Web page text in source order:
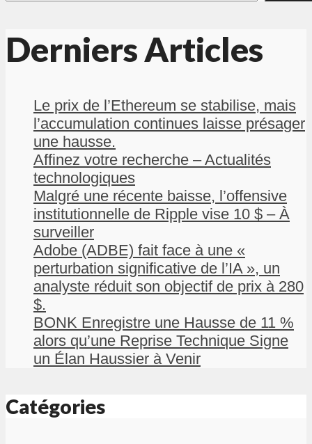
Derniers Articles
Le prix de l’Ethereum se stabilise, mais
l’accumulation continues laisse présager
une hausse.
Affinez votre recherche – Actualités
technologiques
Malgré une récente baisse, l’offensive
institutionnelle de Ripple vise 10 $ – À
surveiller
Adobe (ADBE) fait face à une «
perturbation significative de l’IA », un
analyste réduit son objectif de prix à 280
$.
BONK Enregistre une Hausse de 11 %
alors qu’une Reprise Technique Signe
un Élan Haussier à Venir
Catégories